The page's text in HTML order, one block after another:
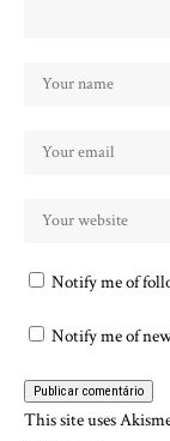
Notify me of
Notify me of
This site uses